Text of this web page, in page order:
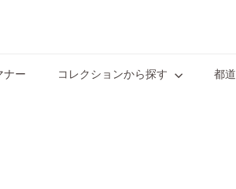
ナー コレクションから探す 都